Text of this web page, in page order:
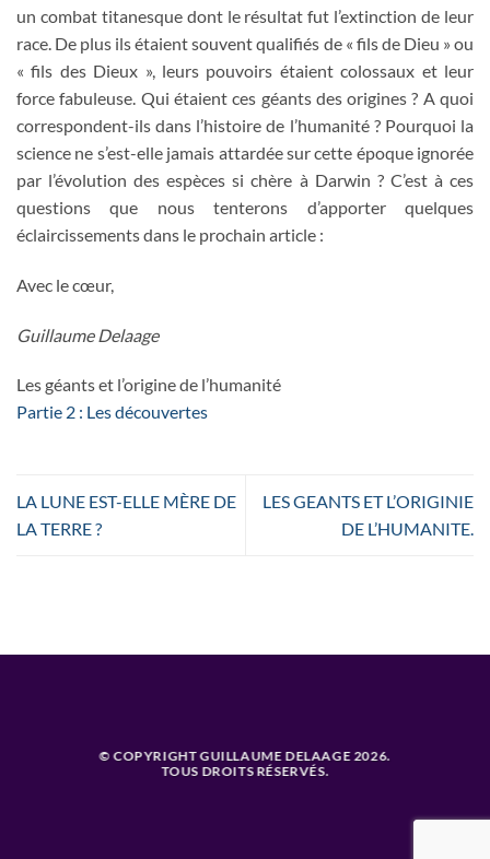
un combat titanesque dont le résultat fut l’extinction de leur
race. De plus ils étaient souvent qualifiés de « fils de Dieu » ou
« fils des Dieux », leurs pouvoirs étaient colossaux et leur
force fabuleuse. Qui étaient ces géants des origines ? A quoi
correspondent-ils dans l’histoire de l’humanité ? Pourquoi la
science ne s’est-elle jamais attardée sur cette époque ignorée
par l’évolution des espèces si chère à Darwin ? C’est à ces
questions que nous tenterons d’apporter quelques
éclaircissements dans le prochain article :
Avec le cœur,
Guillaume Delaage
Les géants et l’origine de l’humanité
Partie 2 : Les découvertes
LA LUNE EST-ELLE MÈRE DE
LA TERRE ?
LES GEANTS ET L’ORIGINIE
DE L’HUMANITE.
© COPYRIGHT GUILLAUME DELAAGE 2026.
TOUS DROITS RÉSERVÉS.